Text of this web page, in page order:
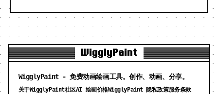
WigglyPaint
WigglyPaint - 免费动画绘画工具。创作、动画、分享。
关于WigglyPaint社区AI 绘画价格WigglyPaint 隐私政策服务条款